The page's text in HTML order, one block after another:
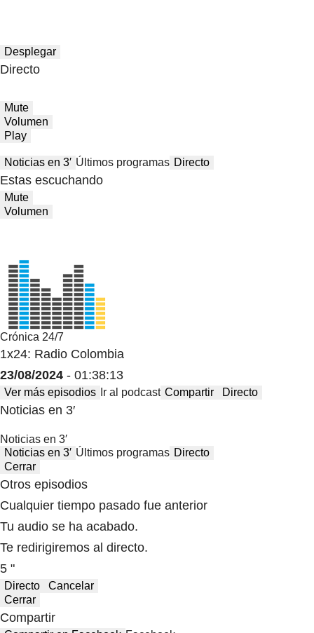
Desplegar
Directo
Mute
Volumen
Play
Noticias en 3′ Últimos programas Directo
Estas escuchando
Mute
Volumen
Crónica 24/7
1x24: Radio Colombia
23/08/2024 - 01:38:13
Ver más episodios Ir al podcast Compartir Directo
Noticias en 3′
Noticias en 3′
Noticias en 3′ Últimos programas Directo
Cerrar
Otros episodios
Cualquier tiempo pasado fue anterior
Tu audio se ha acabado.
Te redirigiremos al directo.
5 "
Directo
Cancelar
Cerrar
Compartir